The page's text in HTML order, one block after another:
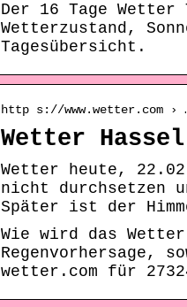
Der 16 Tage
Wetterzustand,
Tagesübersicht.
http s://www.wetter.com ›
Wetter
Wetter heute,
nicht durchsetzen
Später ist der
Wie wird das
Regenvorhersage,
wetter.com für